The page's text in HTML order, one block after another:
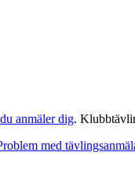
anmäler dig.
med